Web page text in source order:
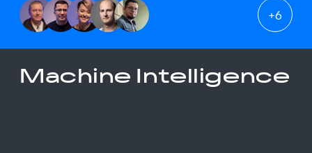
+6
Machine Intelligence